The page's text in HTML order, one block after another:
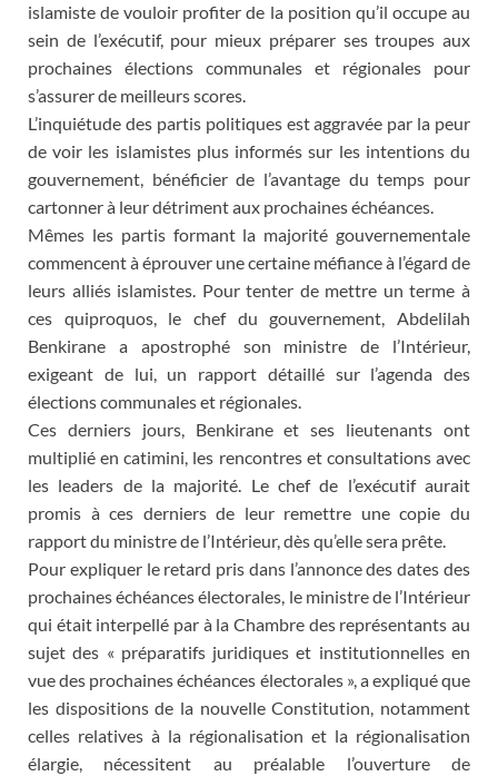
islamiste de vouloir profiter de la position qu’il occupe au
sein de l’exécutif, pour mieux préparer ses troupes aux
prochaines élections communales et régionales pour
s’assurer de meilleurs scores.
L’inquiétude des partis politiques est aggravée par la peur
de voir les islamistes plus informés sur les intentions du
gouvernement, bénéficier de l’avantage du temps pour
cartonner à leur détriment aux prochaines échéances.
Mêmes les partis formant la majorité gouvernementale
commencent à éprouver une certaine méfiance à l’égard de
leurs alliés islamistes. Pour tenter de mettre un terme à
ces quiproquos, le chef du gouvernement, Abdelilah
Benkirane a apostrophé son ministre de l’Intérieur,
exigeant de lui, un rapport détaillé sur l’agenda des
élections communales et régionales.
Ces derniers jours, Benkirane et ses lieutenants ont
multiplié en catimini, les rencontres et consultations avec
les leaders de la majorité. Le chef de l’exécutif aurait
promis à ces derniers de leur remettre une copie du
rapport du ministre de l’Intérieur, dès qu’elle sera prête.
Pour expliquer le retard pris dans l’annonce des dates des
prochaines échéances électorales, le ministre de l’Intérieur
qui était interpellé par à la Chambre des représentants au
sujet des « préparatifs juridiques et institutionnelles en
vue des prochaines échéances électorales », a expliqué que
les dispositions de la nouvelle Constitution, notamment
celles relatives à la régionalisation et la régionalisation
élargie, nécessitent au préalable l’ouverture de